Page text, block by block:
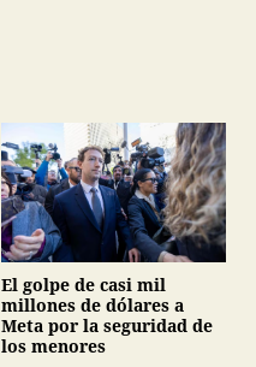
El golpe de casi mil
millones de dólares a
Meta por la seguridad de
los menores